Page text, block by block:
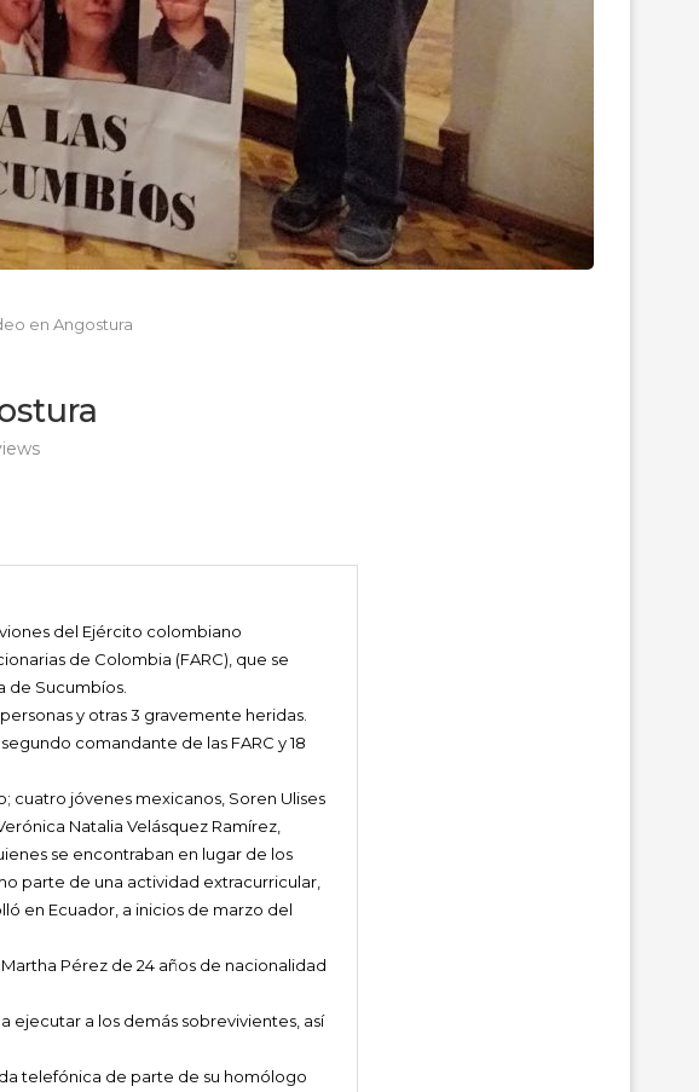
en Angostura
del Ejército colombiano
de Colombia (FARC), que se
de Sucumbíos.
y otras 3 gravemente heridas.
comandante de las FARC y 18
cuatro jóvenes mexicanos, Soren Ulises
Natalia Velásquez Ramírez,
se encontraban en lugar de los
parte de una actividad extracurricular,
en Ecuador, a inicios de marzo del
Pérez de 24 años de nacionalidad
ejecutar a los demás sobrevivientes, así
telefónica de parte de su homólogo